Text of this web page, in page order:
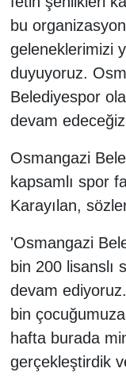
bu
geleneklerimizi
duyuyoruz.
Belediyespor
devam
Osmangazi
kapsamlı spor
Karayılan,
'Osmangazi
bin 200 lisanslı
devam
bin
hafta burada
gerçekleştirdik